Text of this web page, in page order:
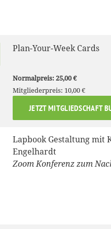
Plan-Your-Week Cards
Normalpreis: 25,00 €
Mitgliederpreis: 10,00 €
JETZT MITGLIEDSCHAFT
Lapbook Gestaltung mit
Engelhardt
Zoom Konferenz zum